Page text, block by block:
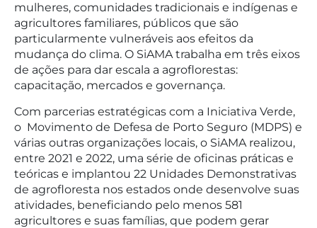
mulheres, comunidades tradicionais e indígenas e
agricultores familiares, públicos que são
particularmente vulneráveis aos efeitos da
mudança do clima. O SiAMA trabalha em três eixos
de ações para dar escala a agroflorestas:
capacitação, mercados e governança.
Com parcerias estratégicas com a Iniciativa Verde,
o Movimento de Defesa de Porto Seguro (MDPS) e
várias outras organizações locais, o SiAMA realizou,
entre 2021 e 2022, uma série de oficinas práticas e
teóricas e implantou 22 Unidades Demonstrativas
de agrofloresta nos estados onde desenvolve suas
atividades, beneficiando pelo menos 581
agricultores e suas famílias, que podem gerar